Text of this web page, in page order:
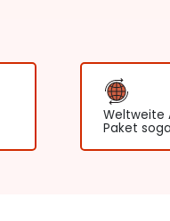
Weltweite
Paket